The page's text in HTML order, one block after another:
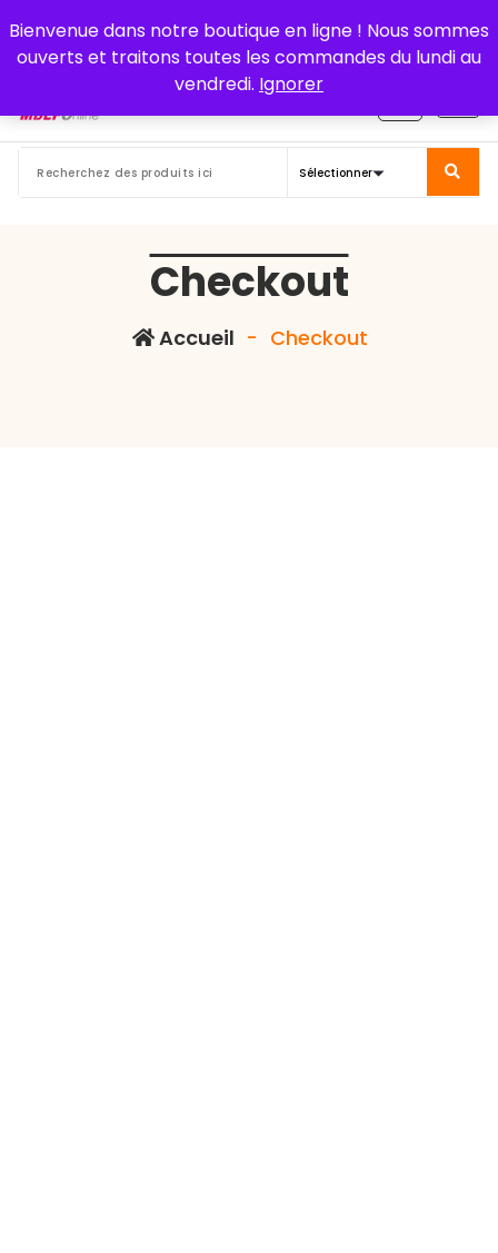
Bienvenue dans notre boutique en ligne ! Nous sommes
ouverts et traitons toutes les commandes du lundi au
vendredi. Ignorer
au
contenu
Checkout
Accueil - Checkout